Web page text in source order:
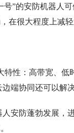
”的安防机器人
在很大程度上减轻
特性：高带宽、
端协同还可以解
安防蓬勃发展